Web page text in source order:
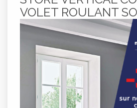
VOLET ROULANT